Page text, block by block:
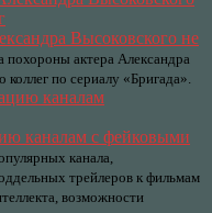
Высоковского не
похороны актера Александра
по сериалу «Бригада».
каналам с фейковыми
канала,
трейлеров к фильмам
возможности